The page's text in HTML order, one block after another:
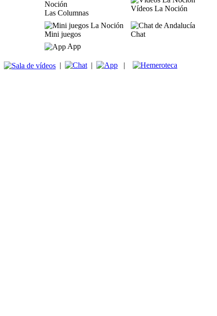
Las Columnas
Vídeos La Noción
Mini juegos
Chat
App
| | |